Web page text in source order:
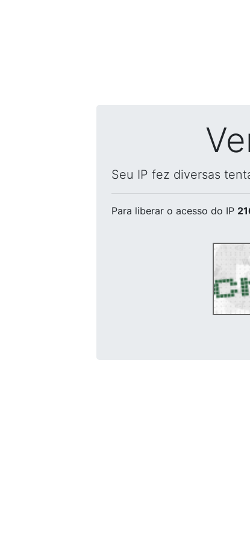
Seu IP fez diversas
Para liberar o acesso do IP